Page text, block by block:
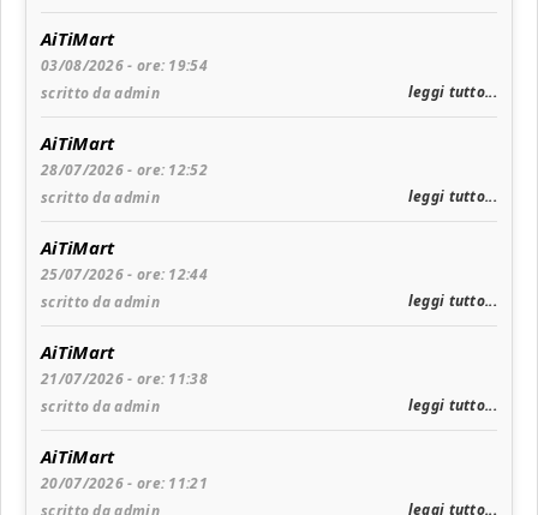
AiTiMart
03/08/2026 - ore: 19:54
scritto da admin
leggi tutto...
AiTiMart
28/07/2026 - ore: 12:52
scritto da admin
leggi tutto...
AiTiMart
25/07/2026 - ore: 12:44
scritto da admin
leggi tutto...
AiTiMart
21/07/2026 - ore: 11:38
scritto da admin
leggi tutto...
AiTiMart
20/07/2026 - ore: 11:21
scritto da admin
leggi tutto...